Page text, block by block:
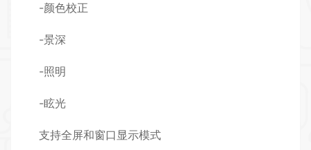
-颜色校正
-景深
-照明
-眩光
支持全屏和窗口显示模式